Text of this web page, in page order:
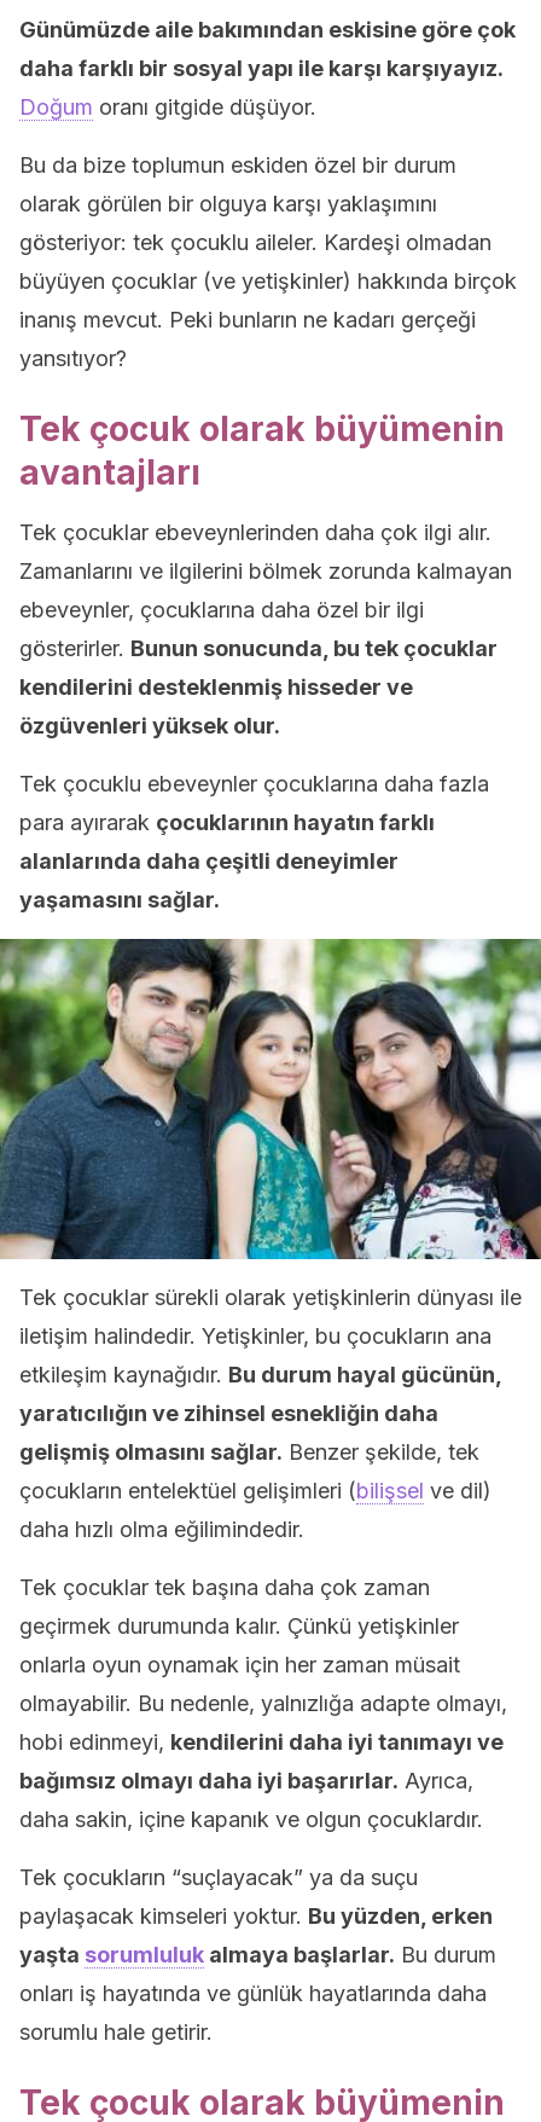
Günümüzde aile bakımından eskisine göre çok
daha farklı bir sosyal yapı ile karşı karşıyayız.
Doğum oranı gitgide düşüyor.
Bu da bize toplumun eskiden özel bir durum
olarak görülen bir olguya karşı yaklaşımını
gösteriyor: tek çocuklu aileler. Kardeşi olmadan
büyüyen çocuklar (ve yetişkinler) hakkında birçok
inanış mevcut. Peki bunların ne kadarı gerçeği
yansıtıyor?
Tek çocuk olarak büyümenin
avantajları
Tek çocuklar ebeveynlerinden daha çok ilgi alır.
Zamanlarını ve ilgilerini bölmek zorunda kalmayan
ebeveynler, çocuklarına daha özel bir ilgi
gösterirler. Bunun sonucunda, bu tek çocuklar
kendilerini desteklenmiş hisseder ve
özgüvenleri yüksek olur.
Tek çocuklu ebeveynler çocuklarına daha fazla
para ayırarak çocuklarının hayatın farklı
alanlarında daha çeşitli deneyimler
yaşamasını sağlar.
Tek çocuklar sürekli olarak yetişkinlerin dünyası ile
iletişim halindedir. Yetişkinler, bu çocukların ana
etkileşim kaynağıdır. Bu durum hayal gücünün,
yaratıcılığın ve zihinsel esnekliğin daha
gelişmiş olmasını sağlar. Benzer şekilde, tek
çocukların entelektüel gelişimleri (bilişsel ve dil)
daha hızlı olma eğilimindedir.
Tek çocuklar tek başına daha çok zaman
geçirmek durumunda kalır. Çünkü yetişkinler
onlarla oyun oynamak için her zaman müsait
olmayabilir. Bu nedenle, yalnızlığa adapte olmayı,
hobi edinmeyi, kendilerini daha iyi tanımayı ve
bağımsız olmayı daha iyi başarırlar. Ayrıca,
daha sakin, içine kapanık ve olgun çocuklardır.
Tek çocukların “suçlayacak” ya da suçu
paylaşacak kimseleri yoktur. Bu yüzden, erken
yaşta sorumluluk almaya başlarlar. Bu durum
onları iş hayatında ve günlük hayatlarında daha
sorumlu hale getirir.
Tek çocuk olarak büyümenin